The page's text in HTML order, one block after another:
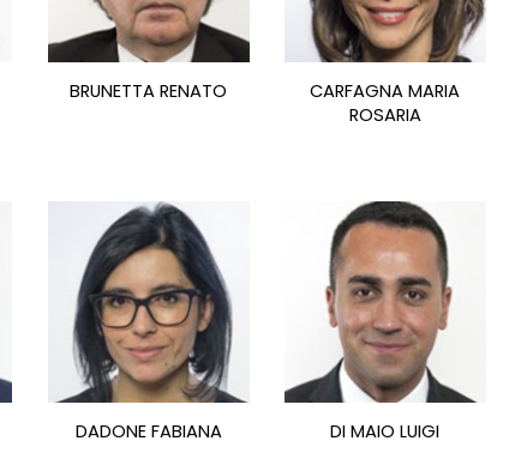
BRUNETTA RENATO
CARFAGNA MARIA
ROSARIA
DADONE FABIANA DI MAIO LUIGI